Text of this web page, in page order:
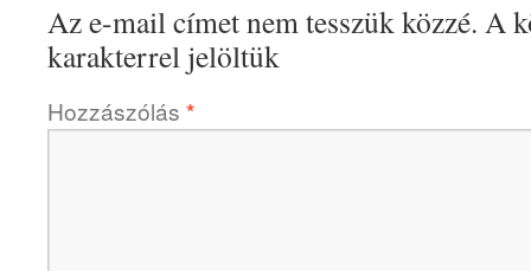
Az e-mail címet nem tesszük közzé. A
karakterrel jelöltük
Hozzászólás *